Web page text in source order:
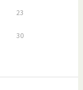
23
30